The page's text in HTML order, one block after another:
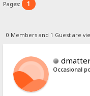
Pages: 1
0 Members and 1 Guest are
Occasional